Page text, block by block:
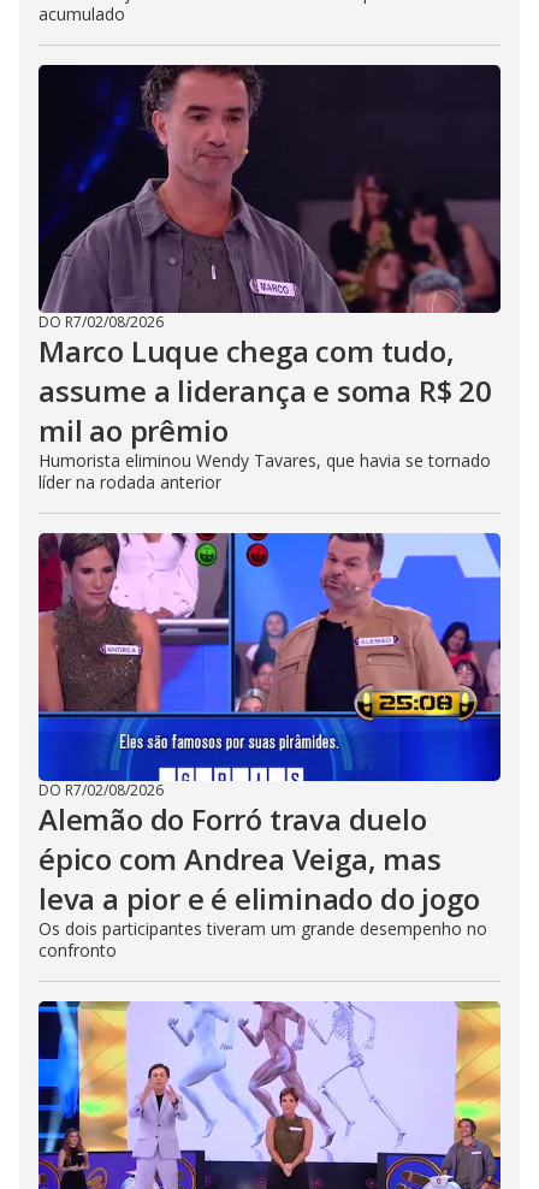
acumulado
DO R7/02/08/2026
Marco Luque chega com tudo,
assume a liderança e soma R$ 20
mil ao prêmio
Humorista eliminou Wendy Tavares, que havia se tornado
líder na rodada anterior
DO R7/02/08/2026
Alemão do Forró trava duelo
épico com Andrea Veiga, mas
leva a pior e é eliminado do jogo
Os dois participantes tiveram um grande desempenho no
confronto